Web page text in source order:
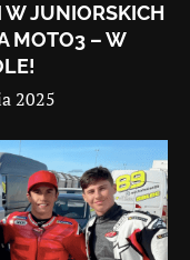
JUNIORSKICH
MOTO3 – W
2025